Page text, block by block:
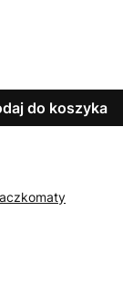
do koszyka